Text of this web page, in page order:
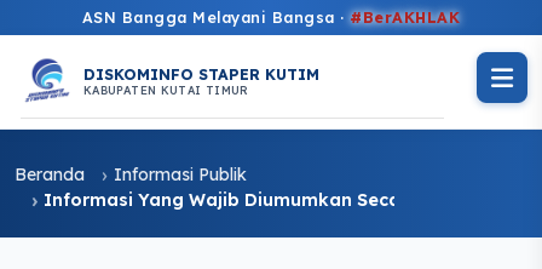
ASN Bangga Melayani Bangsa ·#BerAKHLAK
DISKOMINFO STAPER KUTIM
KABUPATEN KUTAI TIMUR
Beranda
Informasi Publik
Informasi Yang Wajib Diumumkan Secara Serta-Merta